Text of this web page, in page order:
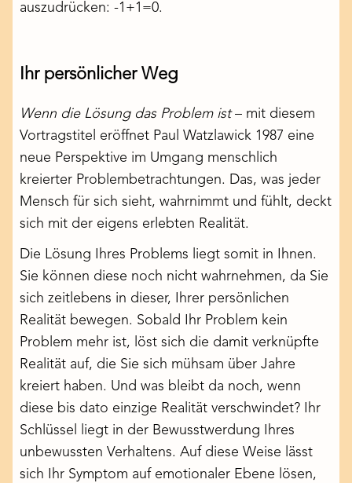
auszudrücken: -1+1=0.
Ihr persönlicher Weg
Wenn die Lösung das Problem ist– mit diesem
Vortragstitel
eröffnet Paul Watzlawick 1987 eine
neue Perspektive im Umgang menschlich
kreierter Problembetrachtungen. Das, was jeder
Mensch für sich sieht, wahrnimmt und fühlt, deckt
sich mit der eigens erlebten Realität.
Die Lösung Ihres Problems liegt somit in Ihnen.
Sie können diese noch nicht wahrnehmen, da Sie
sich zeitlebens in dieser, Ihrer persönlichen
Realität bewegen. Sobald Ihr Problem kein
Problem mehr ist, löst sich die damit verknüpfte
Realität auf, die Sie sich mühsam über Jahre
kreiert haben. Und was bleibt da noch, wenn
diese bis dato einzige Realität verschwindet? Ihr
Schlüssel liegt in der Bewusstwerdung Ihres
unbewussten Verhaltens. Auf diese Weise lässt
sich Ihr Symptom auf emotionaler Ebene lösen,